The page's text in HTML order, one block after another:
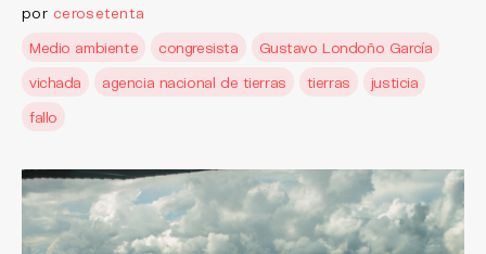
por cerosetenta
Medio ambiente
congresista
Gustavo Londoño García
vichada
agencia nacional de tierras tierras
justicia
fallo